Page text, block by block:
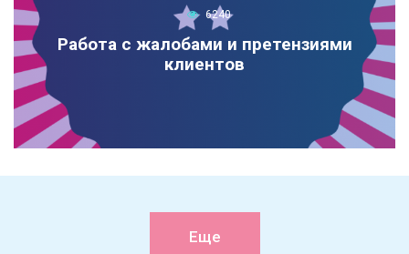
6240
Работа с жалобами и претензиями
клиентов
Еще